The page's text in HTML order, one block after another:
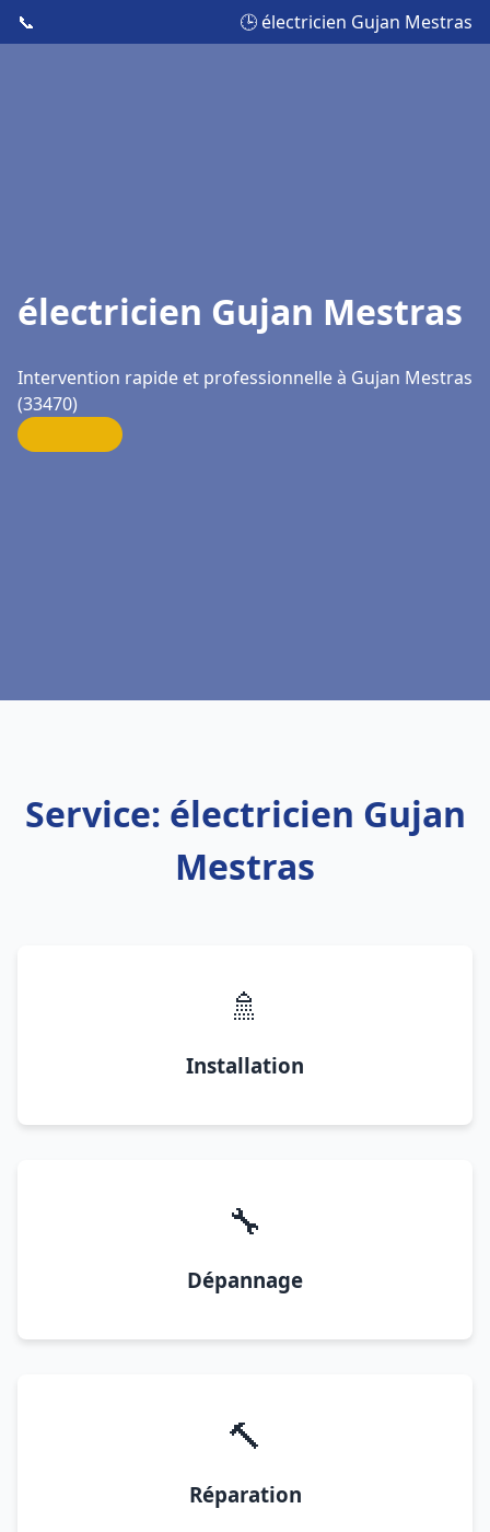
📞 🕒 électricien Gujan Mestras
électricien Gujan Mestras
Intervention rapide et professionnelle à Gujan Mestras
(33470)
Service: électricien Gujan
Mestras
🚿
Installation
🔧
Dépannage
🔨
Réparation